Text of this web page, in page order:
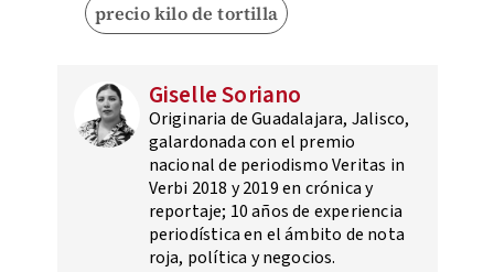
precio kilo de tortilla
Giselle Soriano
Originaria de Guadalajara, Jalisco,
galardonada con el premio
nacional de periodismo Veritas in
Verbi 2018 y 2019 en crónica y
reportaje; 10 años de experiencia
periodística en el ámbito de nota
roja, política y negocios.